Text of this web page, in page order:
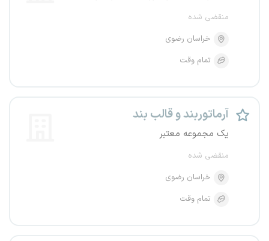
منقضی شده
خراسان رضوی
تمام وقت
آرماتوربند و قالب بند
یک مجموعه معتبر
منقضی شده
خراسان رضوی
تمام وقت